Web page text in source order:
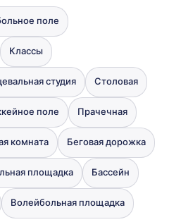
поле
Классы
студия Столовая
поле Прачечная
комната Беговая дорожка
площадка Бассейн
Волейбольная площадка